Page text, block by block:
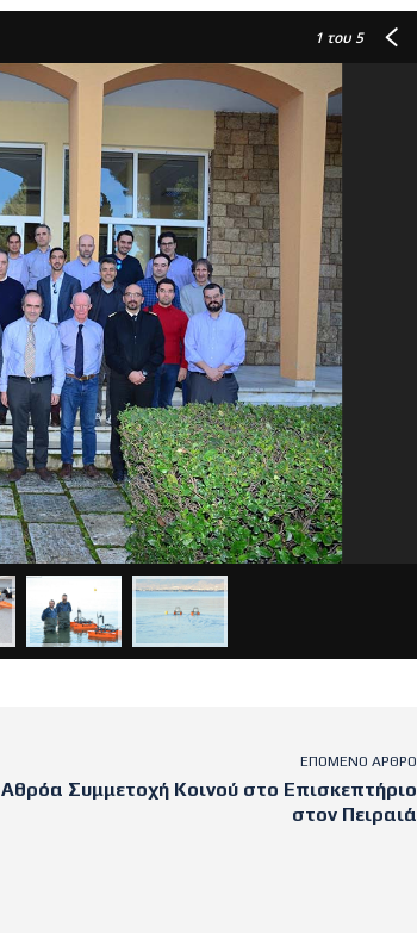
1 του 5
ΕΠΌΜΕΝΟ ΆΡΘΡΟ
Αθρόα Συμμετοχή Κοινού στο Επισκεπτήριο
στον Πειραιά